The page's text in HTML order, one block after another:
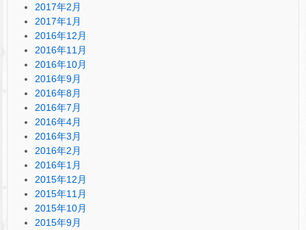
2017年2月
2017年1月
2016年12月
2016年11月
2016年10月
2016年9月
2016年8月
2016年7月
2016年4月
2016年3月
2016年2月
2016年1月
2015年12月
2015年11月
2015年10月
2015年9月